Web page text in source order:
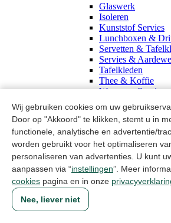
Wij gebruiken cookies om uw
Door op "Akkoord" te klikken, stemt u in
functionele, analytische en advertentie/
worden gebruikt voor het optimaliseren
personaliseren van advertenties. U kunt
aanpassen via “instellingen”. Meer
cookies pagina en in onze
Nee, liever niet
Glaswerk
Isoleren
Kunststof Servies
Lunchboxen &
Servetten &
Servies &
Tafelkleden
Thee & Koffie
Wegwerp Servies
Eten & Drinken
Koken & Bakken
Koken & Bakken
Bakartikelen
BBQ
Keukengerei
Keukenmessen
Keukentextiel